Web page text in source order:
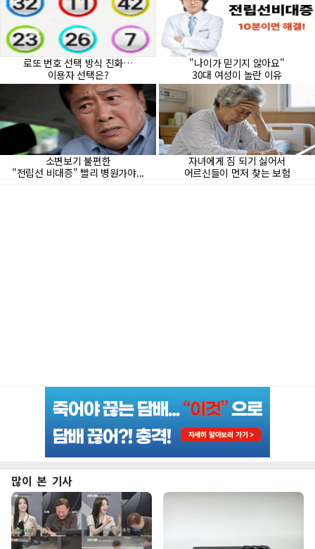
많이 본 기사